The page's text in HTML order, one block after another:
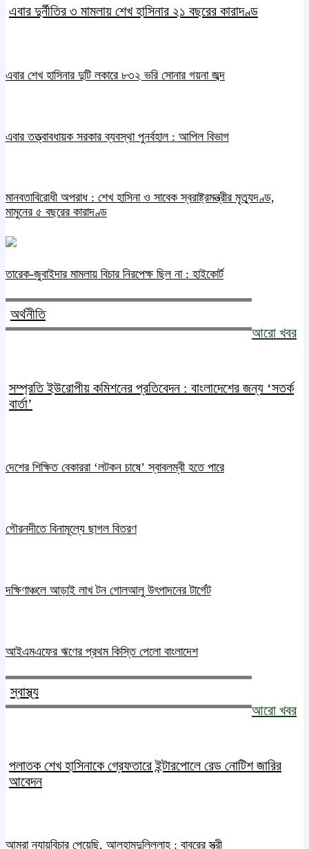
এবার দুর্নীতির ৩ মামলায় শেখ হাসিনার ২১ বছরের কারাদণ্ড
এবার শেখ হাসিনার দুটি লকারে ৮৩২ ভরি সোনার গয়না জব্দ
এবার তত্ত্বাবধায়ক সরকার ব্যবস্থা পুনর্বহাল : আপিল বিভাগ
মানবতাবিরোধী অপরাধ : শেখ হাসিনা ও সাবেক স্বরাষ্ট্রমন্ত্রীর মৃত্যুদণ্ড,
মামুনের ৫ বছরের কারাদণ্ড
তারেক-জুবাইদার মামলায় বিচার নিরপেক্ষ ছিল না : হাইকোর্ট
আরো খবর
অর্থনীতি
সম্প্রতি ইউরোপীয় কমিশনের প্রতিবেদন : বাংলাদেশের জন্য ‘সতর্ক
বার্তা’
দেশের শিক্ষিত বেকাররা ‘লটকন চাষে’ স্বাবলম্বী হতে পারে
গৌরনদীতে বিনামূল্যে ছাগল বিতরণ
দক্ষিণাঞ্চলে আড়াই লাখ টন গোলআলু উৎপাদনের টার্গেট
আইএমএফের ঋণের প্রথম কিস্তি পেলো বাংলাদেশ
আরো খবর
স্বাস্থ্য
পলাতক শেখ হাসিনাকে গ্রেফতারে ইন্টারপোলে রেড নোটিশ জারির
আবেদন
আমরা ন্যায়বিচার পেয়েছি, আলহামদুলিল্লাহ : বাবরের স্ত্রী